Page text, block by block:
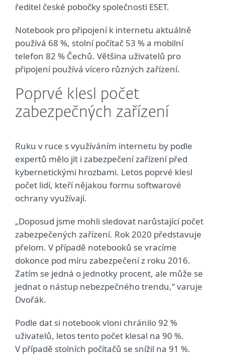
ředitel české pobočky společnosti ESET.
Notebook pro připojení k internetu aktuálně
používá 68 %, stolní počítač 53 % a mobilní
telefon 82 % Čechů. Většina uživatelů pro
připojení používá vícero různých zařízení.
Poprvé klesl počet
zabezpečných zařízení
Ruku v ruce s využíváním internetu by podle
expertů mělo jít i zabezpečení zařízení před
kybernetickými hrozbami. Letos poprvé klesl
počet lidí, kteří nějakou formu softwarové
ochrany využívají.
„Doposud jsme mohli sledovat narůstající počet
zabezpečených zařízení. Rok 2020 představuje
přelom. V případě notebooků se vracíme
dokonce pod míru zabezpečení z roku 2016.
Zatím se jedná o jednotky procent, ale může se
jednat o nástup nebezpečného trendu,“ varuje
Dvořák.
Podle dat si notebook vloni chránilo 92 %
uživatelů, letos tento počet klesal na 90 %.
V případě stolních počítačů se snížil na 91 %.